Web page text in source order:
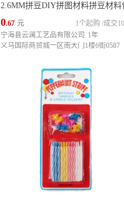
2.6MM拼豆DIY拼图材料拼豆材料
0.67 元 成交
1个起购 /
宁海县云澜工艺品有限公司
1年
义乌国际商贸城一区南大门1楼6街0587